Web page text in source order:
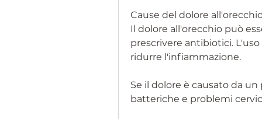
Cause del dolore
Il dolore all'orecchio può
prescrivere antibiotici.
ridurre l'infiammazione.
Se il dolore è causato da
batteriche e problemi